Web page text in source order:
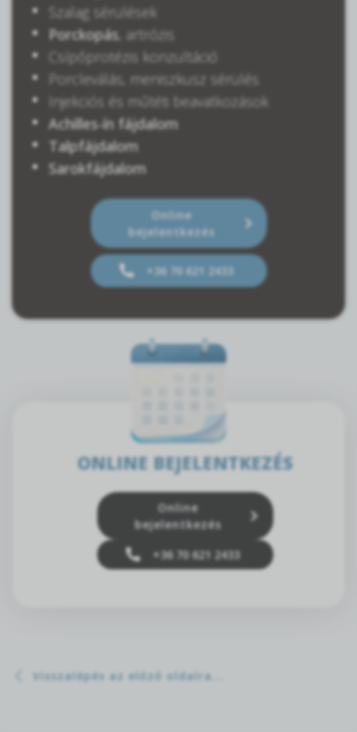
Szalag sérülések
Porckopás, artrózis
Csípőprotézis konzultáció
Porcleválás, meniszkusz sérülés
Injekciós és műtéti beavatkozások
Achilles-ín fájdalom
Talpfájdalom
Sarokfájdalom
Online
bejelentkezés
+36 70 621 2433
ONLINE BEJELENTKEZÉS
Online
bejelentkezés
+36 70 621 2433
Visszalépés az előző oldalra...